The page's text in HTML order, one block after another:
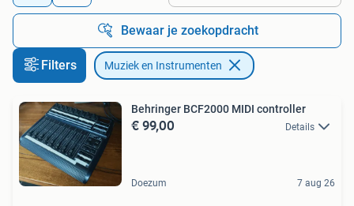
Bewaar je zoekopdracht
Filters Muziek en Instrumenten
Behringer BCF2000 MIDI controller
€ 99,00 Details
Doezum 7 aug 26